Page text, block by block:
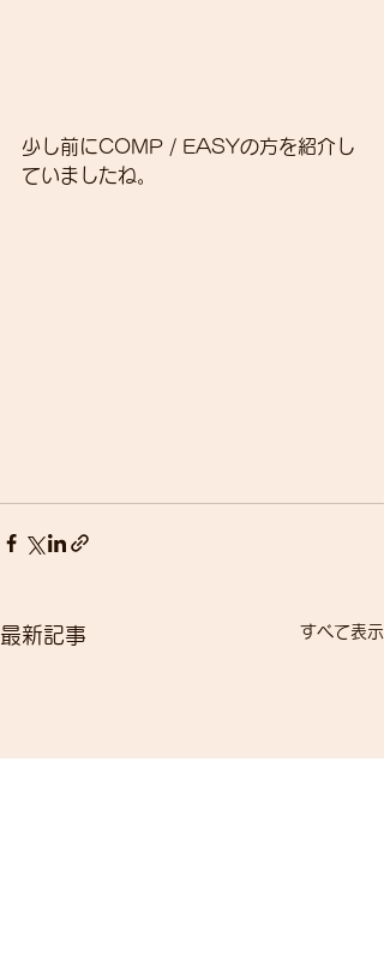
少し前にCOMP / EASYの方を紹介し
ていましたね。
最新記事 すべて表示